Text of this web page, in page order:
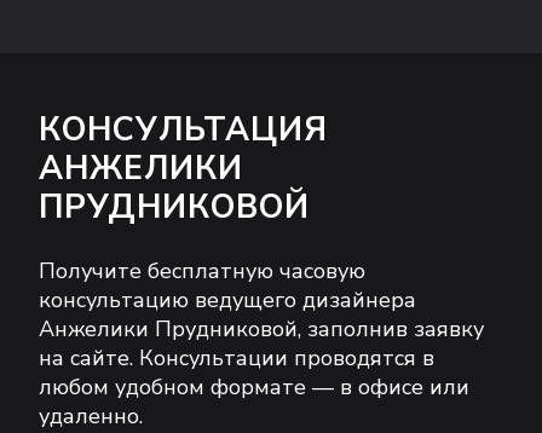
КОНСУЛЬТАЦИЯ
АНЖЕЛИКИ
ПРУДНИКОВОЙ
Получите бесплатную часовую
консультацию ведущего дизайнера
Анжелики Прудниковой, заполнив заявку
на сайте. Консультации проводятся в
любом удобном формате — в офисе или
удаленно.